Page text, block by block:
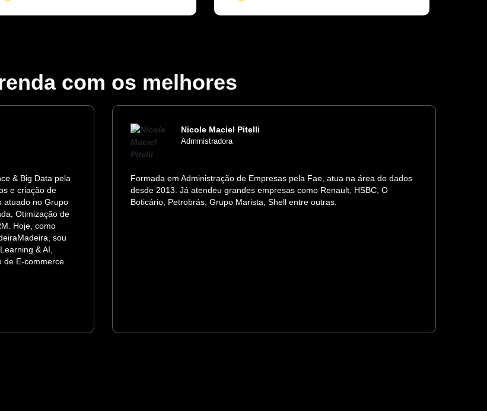
com os melhores
& Big Data pela
e criação de
atuado no Grupo
Otimização de
Hoje, como
sou
& AI,
E-commerce.
Nicole Maciel Pitelli
Administradora
Formada em Administração de Empresas pela Fae, atua na área de dados
desde 2013. Já atendeu grandes empresas como Renault, HSBC, O
Boticário, Petrobrás, Grupo Marista, Shell entre outras.